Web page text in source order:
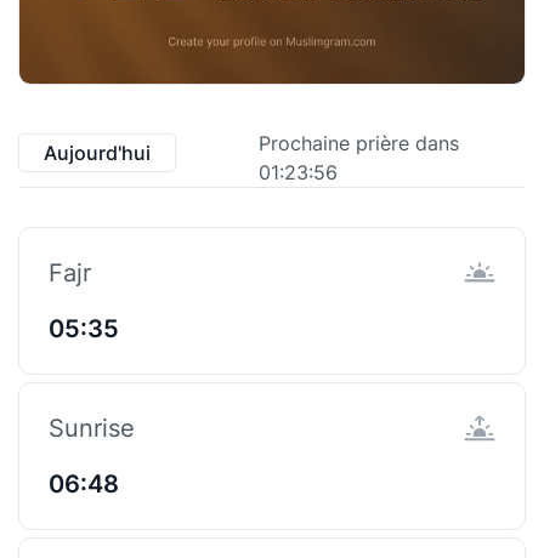
Aujourd'hui
Prochaine prière dans
01:23:56
Fajr
05:35
Sunrise
06:48